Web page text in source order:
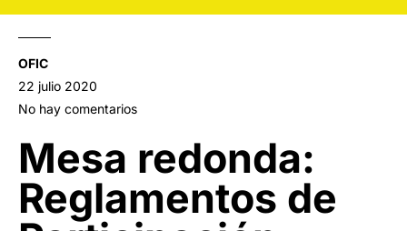
OFIC
22 julio 2020
No hay comentarios
Mesa redonda:
Reglamentos de